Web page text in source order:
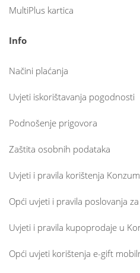
MultiPlus kartica
Info
Načini plaćanja
Uvjeti iskorištavanja pogodnosti
Podnošenje prigovora
Zaštita osobnih podataka
Uvjeti i pravila korištenja
Opći uvjeti i pravila poslovanja
Uvjeti i pravila kupoprodaje u
Opći uvjeti korištenja e-gift